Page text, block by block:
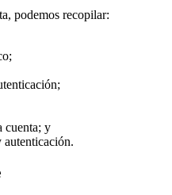
podemos recopilar:
cuenta; y
autenticación.